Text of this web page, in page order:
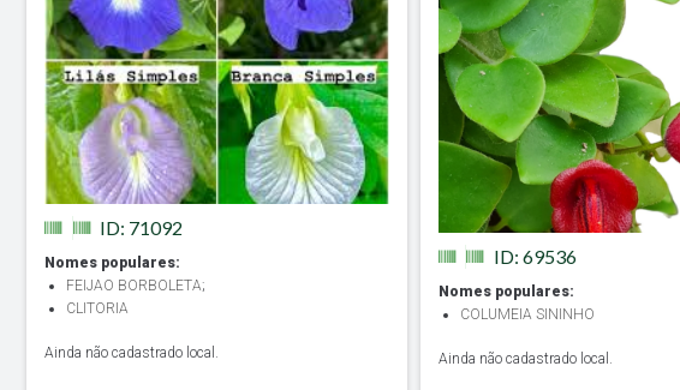
ID: 71092
Nomes populares:
FEIJAO BORBOLETA;
CLITORIA
Ainda não cadastrado local.
ID: 69536
Nomes populares:
COLUMEIA SININHO
Ainda não cadastrado local.